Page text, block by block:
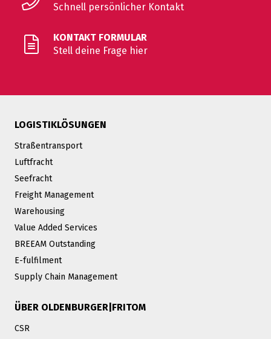
Schnell persönlicher Kontakt
KONTAKT FORMULAR
Stell deine Frage hier
LOGISTIKLÖSUNGEN
Straßentransport
Luftfracht
Seefracht
Freight Management
Warehousing
Value Added Services
BREEAM Outstanding
E-fulfilment
Supply Chain Management
ÜBER OLDENBURGER|FRITOM
CSR